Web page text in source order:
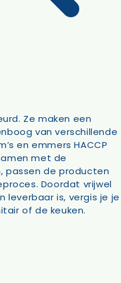
Ze maken een
van verschillende
en emmers HACCP
met de
passen de producten
Doordat vrijwel
leverbaar is, vergis je je
of de keuken.